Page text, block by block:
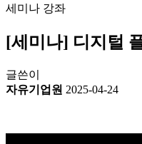
세미나 강좌
[세미나] 디지털
글쓴이
자유기업원 2025-04-24